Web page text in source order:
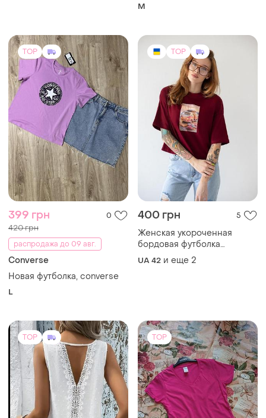
M
TOP
399 грн 0
420 грн
распродажа до 09 авг.
Converse
Новая футболка, converse
L
TOP
400 грн 5
Женская укороченная
бордовая футболка
свободного кроя
UA 42 и еще 2
TOP TOP